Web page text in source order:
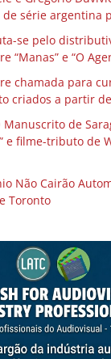
série argentina
se pelo
“Manas” e “O
chamada para
criados a partir
de
e filme-tributo de
Não Cairão
Toronto